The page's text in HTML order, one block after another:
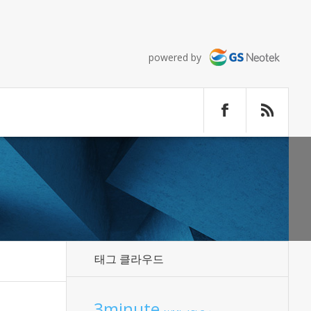
powered by
태그 클라우드